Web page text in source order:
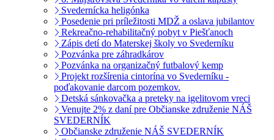
Svedernícka heligónka
Posedenie pri príležitosti MDŽ a oslava jubilantov
Rekreačno-rehabilitačný pobyt v Piešťanoch
Zápis detí do Materskej školy vo Svederníku
Pozvánka pre záhradkárov
Pozvánka na organizačný futbalový kemp
Projekt rozšírenia cintorína vo Svederníku -
poďakovanie darcom pozemkov.
Detská sánkovačka a preteky na igelitovom vreci
Venujte 2% z daní pre Občianske združenie NÁŠ
SVEDERNÍK
Občianske združenie NÁŠ SVEDERNÍK